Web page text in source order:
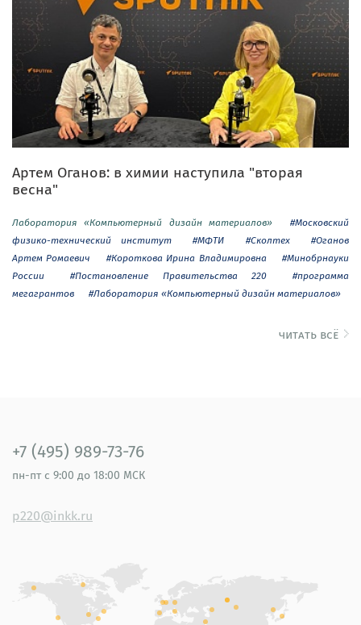
Артем Оганов: в химии наступила "вторая
весна"
Лаборатория «Компьютерный дизайн материалов»
#Московский
физико-технический институт
#МФТИ #Сколтех
#Оганов
Артем Ромаевич
#Короткова Ирина Владимировна
#Минобрнауки
России
#Постановление Правительства 220
#программа
мегагрантов
#Лаборатория «Компьютерный дизайн материалов»
читать всё
+7 (495) 989-73-76
пн-пт с 9:00 до 18:00 МСК
p220@inkk.ru